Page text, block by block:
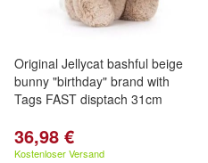
Original Jellycat bashful beige
bunny "birthday" brand with
Tags FAST disptach 31cm
36,98 €
Kostenloser Versand